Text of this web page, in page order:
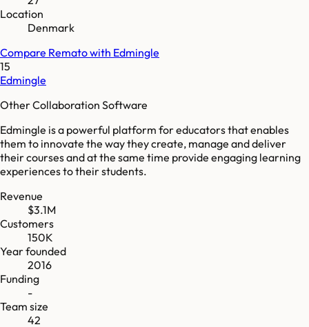
Location
Denmark
Compare Rematowith Edmingle
15
Edmingle
Other Collaboration Software
Edmingle is a powerful platform for educators that enables
them to innovate the way they create, manage and deliver
their courses and at the same time provide engaging learning
experiences to their students.
Revenue
$3.1M
Customers
150K
Year founded
2016
Funding
-
Team size
42